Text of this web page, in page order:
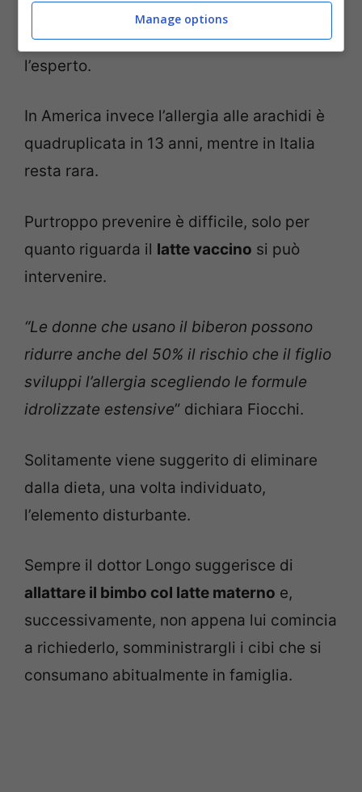
gravidanza, dato che
questa allergia si
sviluppa già nella vita prenatale“spiega
l’esperto.
In America invece l’allergia alle arachidi è
quadruplicata in 13 anni, mentre in Italia
resta rara.
Purtroppo prevenire è difficile, solo per
quanto riguarda il latte vaccino si può
intervenire.
“Le donne che usano il biberon possono
ridurre anche del 50% il rischio che il figlio
sviluppi l’allergia scegliendo le formule
idrolizzate estensive” dichiara Fiocchi.
Solitamente viene suggerito di eliminare
dalla dieta, una volta individuato,
l’elemento disturbante.
Sempre il dottor Longo suggerisce di
allattare il bimbo col latte materno e,
successivamente, non appena lui comincia
a richiederlo, somministrargli i cibi che si
consumano abitualmente in famiglia.
Manage options